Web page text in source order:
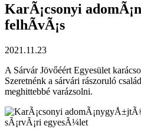
KarÃ¡csonyi
felhÃ­vÃ¡s
2021.11.23
A Sárvár Jövőéért Egyesület
Szeretnénk a sárvári rászoruló
meghittebbé varázsolni.